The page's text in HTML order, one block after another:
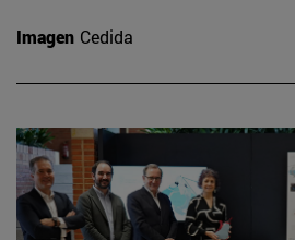
Imagen Cedida